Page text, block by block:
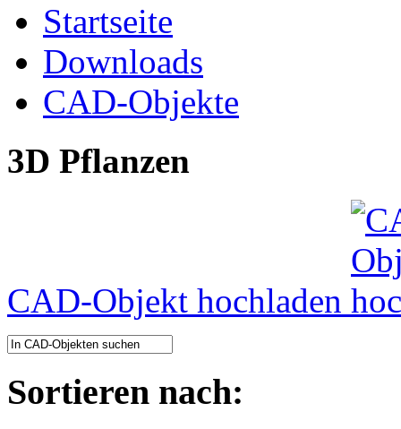
Startseite
Downloads
CAD-Objekte
3D Pflanzen
CAD-Objekt hochladen
Sortieren nach: